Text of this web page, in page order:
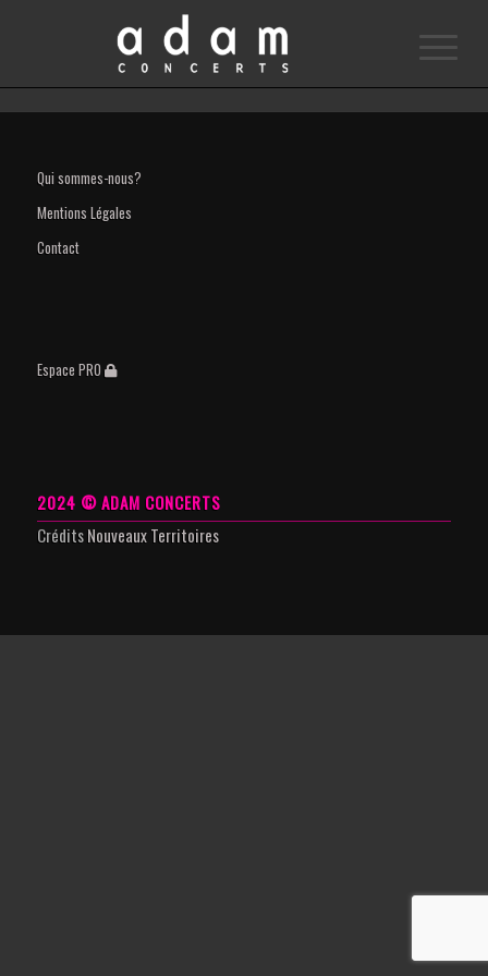
Qui sommes-nous?
Mentions Légales
Contact
Espace PRO
2024 © ADAM CONCERTS
CréditsNouveaux Territoires